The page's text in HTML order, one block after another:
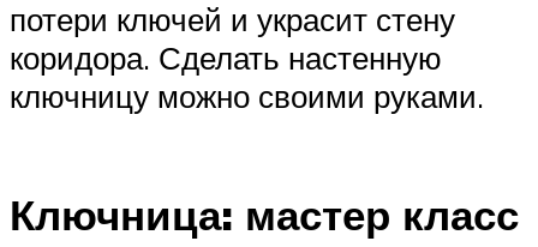
потери ключей и украсит стену
коридора. Сделать настенную
ключницу можно своими руками.
Ключница: мастер класс